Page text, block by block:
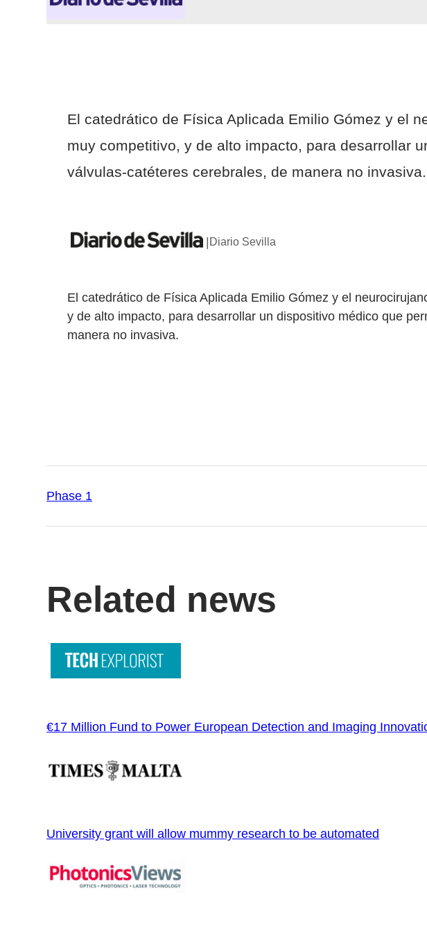
El catedrático de Física Aplicada Emilio Gómez y el
muy competitivo, y de alto impacto, para desarrollar
válvulas-catéteres cerebrales, de manera no invasiva.
| Diario Sevilla
El catedrático de Física Aplicada Emilio Gómez y el
y de alto impacto, para desarrollar un dispositivo médico que
manera no invasiva.
Phase 1
Related news
€17 Million Fund to Power European Detection and Imaging
University grant will allow mummy research to be automated